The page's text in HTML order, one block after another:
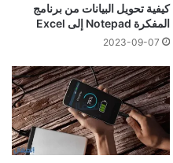
كيفية تحويل البيانات من برنامج
المفكرة Notepad إلى Excel
2023-09-07